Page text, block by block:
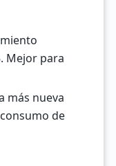
Mejor para
más nueva
de